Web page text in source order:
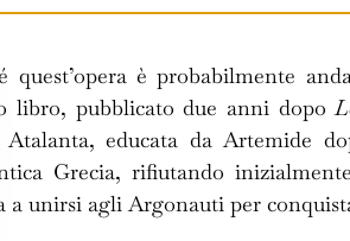
quest’opera è probabilmente
libro, pubblicato due anni dopo
Atalanta, educata da Artemide
Grecia, rifiutando
a unirsi agli Argonauti per